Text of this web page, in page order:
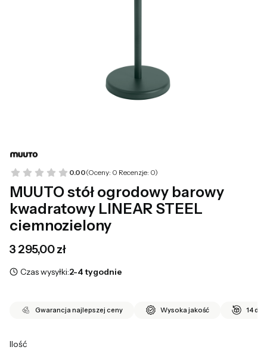
0.00(Oceny: 0 Recenzje: 0)
MUUTO stół ogrodowy barowy
kwadratowy LINEAR STEEL
ciemnozielony
Cena
3 295,00 zł
Czas wysyłki:2-4 tygodnie
Gwarancja najlepszej ceny Wysoka jakość 14 dni
Ilość